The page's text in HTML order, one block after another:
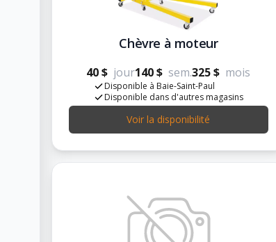
Chèvre à moteur
40 $ jour140 $ sem.325 $ mois
Disponible à Baie-Saint-Paul
Disponible dans d'autres magasins
Voir la disponibilité